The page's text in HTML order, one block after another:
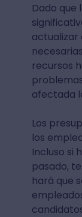
Dado
actualizar
recursos
afectada
Los
los
Incluso si
pasado,
hará que